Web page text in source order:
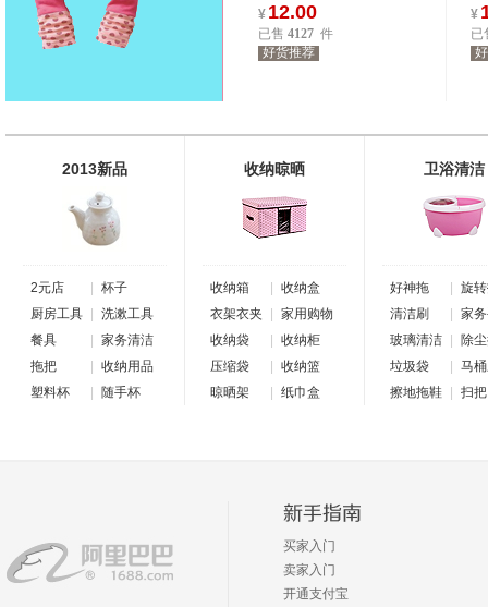
4.21-7.26
4.21-7.26
1018
¥ 12.00
已售 4127 件
好货推荐
春
¥
已
2013新品
2元店
杯子
厨房工具
洗漱工具
餐具
家务清洁
拖把
收纳用品
塑料杯
随手杯
收纳晾晒
收纳箱
收纳盒
衣架衣夹
家用购物
收纳袋
收纳柜
压缩袋
收纳篮
晾晒架
纸巾盒
卫浴清洁
好神拖
旋
清洁刷
家
玻璃清洁
除
垃圾袋
马
擦地拖鞋
扫把
买家入门
卖家入门
开通支付宝